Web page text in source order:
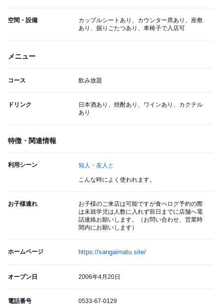
空間・設備
カップルシートあり、カウンター席あり、座敷
あり、掘りごたつあり、車椅子で入店可
メニュー
コース 飲み放題
ドリンク
日本酒あり、焼酎あり、ワインあり、カクテル
あり
特徴・関連情報
利用シーン 知人・友人と
こんな時によく使われます。
お子様連れ
お子様のご来店は可能ですが食べログ予約の際
は未就学児は人数に入れず前日までに店舗へ電
話連絡お願いします。（お問い合わせ、営業時
間内にお願いします）
ホームページ https://sangaimatu.site/
オープン日 2006年4月20日
電話番号 0533-67-0129